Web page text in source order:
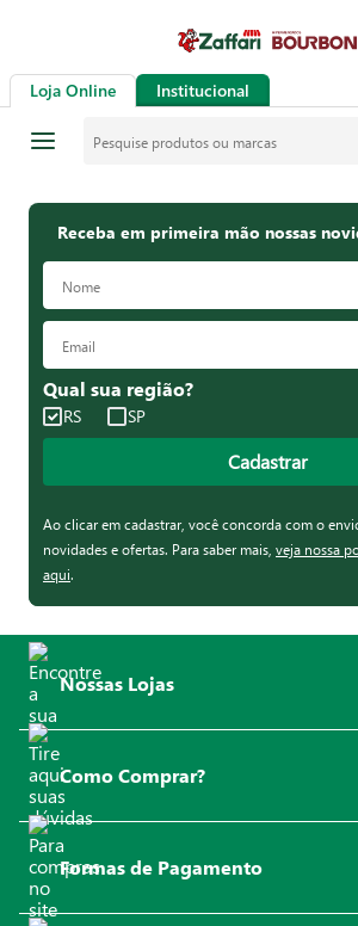
Loja Online Institucional
Receba em primeira mão nossas
Qual sua região?
RS SP
Cadastrar
Ao clicar em cadastrar, você concorda com o
novidades e ofertas. Para saber mais, veja nossa
aqui.
Nossas Lojas
Como Comprar?
Formas de Pagamento